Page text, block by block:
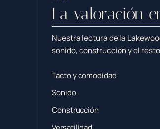
La valoración
Nuestra lectura de la
sonido, construcción y el
Tacto y comodidad
Sonido
Construcción